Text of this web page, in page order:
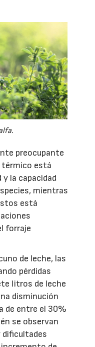
preocupante
térmico está
la capacidad
mientras
está
forraje
de leche, las
pérdidas
litros de leche
disminución
de entre el 30%
se observan
dificultades